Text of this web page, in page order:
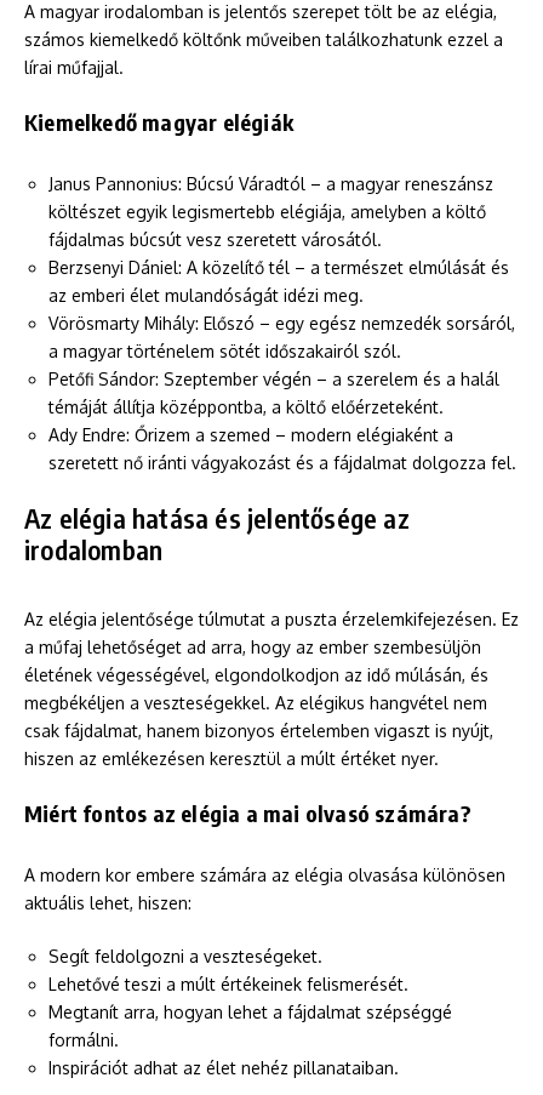
A magyar irodalomban is jelentős szerepet tölt be az elégia,
számos kiemelkedő költőnk műveiben találkozhatunk ezzel a
lírai műfajjal.
Kiemelkedő magyar elégiák
Janus Pannonius: Búcsú Váradtól – a magyar reneszánsz
költészet egyik legismertebb elégiája, amelyben a költő
fájdalmas búcsút vesz szeretett városától.
Berzsenyi Dániel: A közelítő tél – a természet elmúlását és
az emberi élet mulandóságát idézi meg.
Vörösmarty Mihály: Előszó – egy egész nemzedék sorsáról,
a magyar történelem sötét időszakairól szól.
Petőfi Sándor: Szeptember végén – a szerelem és a halál
témáját állítja középpontba, a költő előérzeteként.
Ady Endre: Őrizem a szemed – modern elégiaként a
szeretett nő iránti vágyakozást és a fájdalmat dolgozza fel.
Az elégia hatása és jelentősége az
irodalomban
Az elégia jelentősége túlmutat a puszta érzelemkifejezésen. Ez
a műfaj lehetőséget ad arra, hogy az ember szembesüljön
életének végességével, elgondolkodjon az idő múlásán, és
megbékéljen a veszteségekkel. Az elégikus hangvétel nem
csak fájdalmat, hanem bizonyos értelemben vigaszt is nyújt,
hiszen az emlékezésen keresztül a múlt értéket nyer.
Miért fontos az elégia a mai olvasó számára?
A modern kor embere számára az elégia olvasása különösen
aktuális lehet, hiszen:
Segít feldolgozni a veszteségeket.
Lehetővé teszi a múlt értékeinek felismerését.
Megtanít arra, hogyan lehet a fájdalmat szépséggé
formálni.
Inspirációt adhat az élet nehéz pillanataiban.